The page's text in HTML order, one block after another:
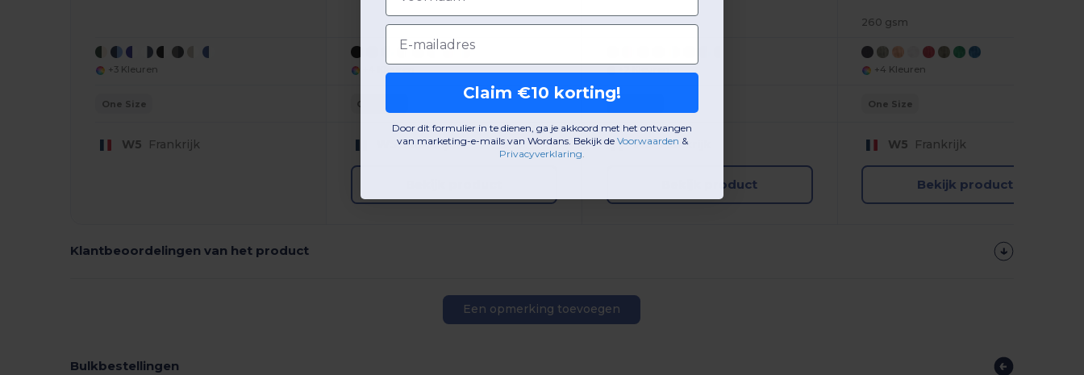
+3 Kleuren
One Size
W5 Frankrijk
One Size
W5Frankrijk
One Size
W5Frankrijk
Bekijk product
260 gsm
+4 Kleuren
One Size
W5 Frankrijk
Bekijk product
Klantbeoordelingen van het product
Een opmerking toevoegen
Bulkbestellingen
Email
Claim €10 korting!
Door dit formulier in te dienen, ga je akkoord met het ontvangen
van marketing-e-mails van Wordans. Bekijk de Voorwaarden &
Privacyverklaring.